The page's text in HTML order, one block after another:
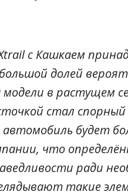
с Кашкаем
долей
в растущем
стал
автомобиль будет
что
ради
такие